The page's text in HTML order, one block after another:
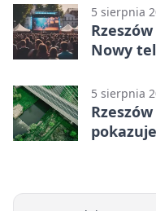
5 sierpnia
Nowy
5 sierpnia